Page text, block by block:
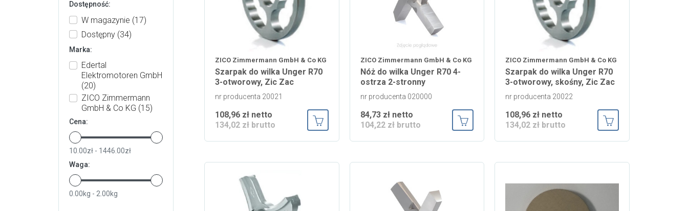
Dostępność:
W magazynie (17)
Dostępny (34)
Marka:
Edertal
Elektromotoren GmbH
(20)
ZICO Zimmermann
GmbH & Co KG (15)
Cena:
10.00zł - 1446.00zł
Waga:
0.00kg - 2.00kg
ZICO Zimmermann GmbH & Co KG
Szarpak do wilka Unger R70
3-otworowy, Zic Zac
nr producenta 20021
108,96 zł netto
134,02 zł brutto
ZICO Zimmermann GmbH & Co KG
Nóż do wilka Unger R70 4-
ostrza 2-stronny
nr producenta 020000
84,73 zł netto
104,22 zł brutto
ZICO Zimmermann GmbH & Co KG
Szarpak do wilka Unger R70
3-otworowy, skośny, Zic Zac
nr producenta 20022
108,96 zł netto
134,02 zł brutto